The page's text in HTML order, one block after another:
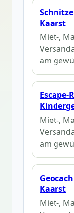
Kaarst
Miet-,
am
Escape-
Miet-,
am
Kaarst
Miet-,